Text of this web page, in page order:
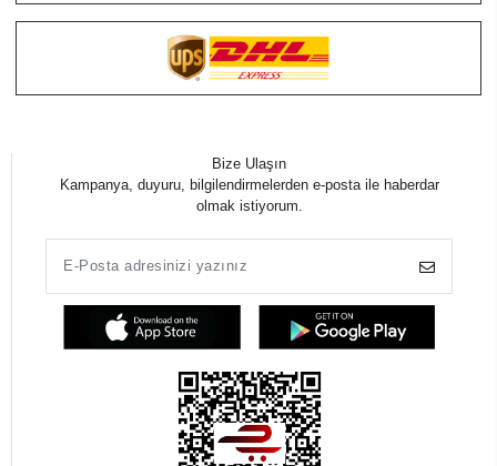
Bize Ulaşın
Kampanya, duyuru, bilgilendirmelerden e-posta ile haberdar
olmak istiyorum.